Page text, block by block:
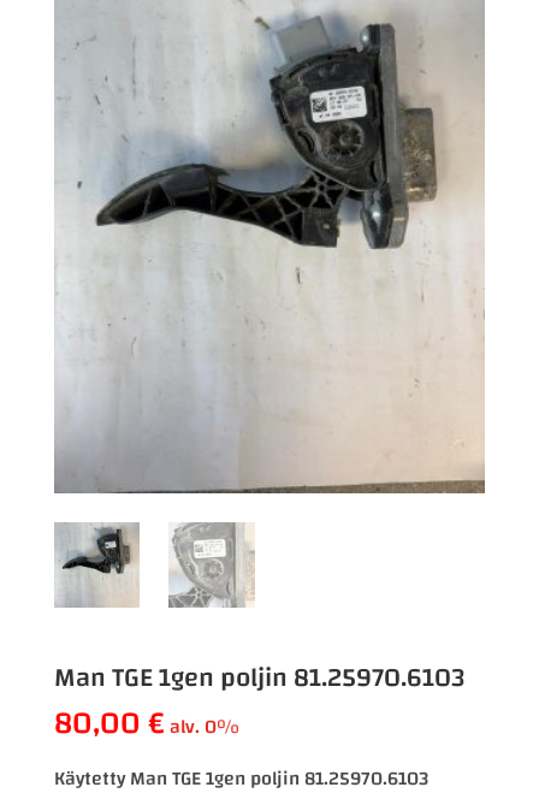
Man TGE 1gen poljin 81.25970.6103
80,00€alv. 0%
Käytetty Man TGE 1gen poljin 81.25970.6103